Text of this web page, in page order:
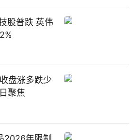
股普跌 英伟
盘涨多跌少
聚焦